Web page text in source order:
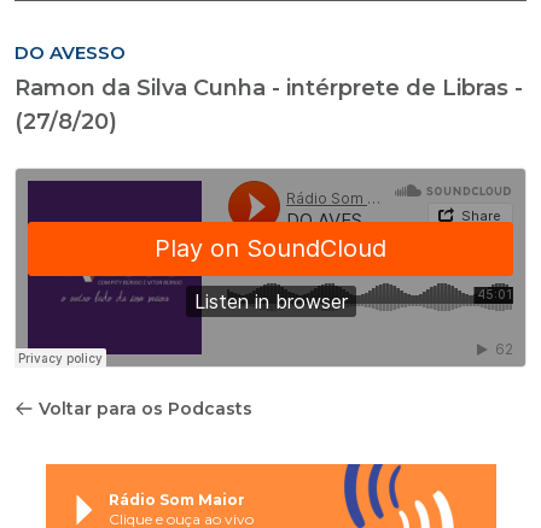
DO AVESSO
Ramon da Silva Cunha - intérprete de Libras -
(27/8/20)
Voltar para os Podcasts
Rádio Som Maior
Clique e ouça ao vivo